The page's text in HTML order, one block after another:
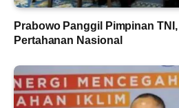
Prabowo Panggil Pimpinan
Pertahanan Nasional